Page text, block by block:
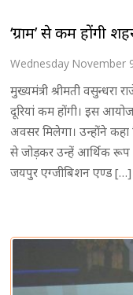
‘ग्राम’ से कम होंगी
Wednesday November
मुख्यमंत्री श्रीमती
दूरियां कम होंगी। इस
अवसर मिलेगा। उन्होंने कहा
से जोड़कर उन्हें आर्थिक रूप
जयपुर एग्जीबिशन एण्ड […]